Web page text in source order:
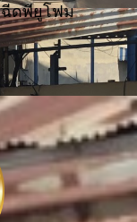
ฉีดพียูโฟม